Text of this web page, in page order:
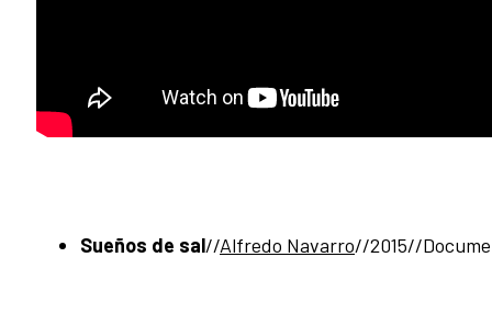
Sueños de sal//Alfredo Navarro//2015//